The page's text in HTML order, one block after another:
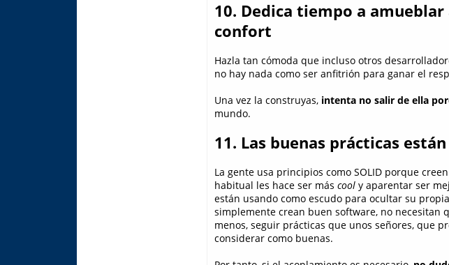
10. Dedica tiempo a
confort
Hazla tan cómoda que incluso otros
no hay nada como ser anfitrión para ganar el
Una vez la construyas, intenta no salir de ella
mundo.
11. Las buenas prácticas
La gente usa principios como SOLID porque
habitual les hace ser más cooly aparentar ser
están usando como escudo para ocultar su
simplemente crean buen software, no necesitan
menos, seguir prácticas que unos señores, que
considerar como buenas.